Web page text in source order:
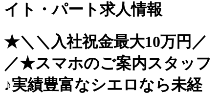
イト・パート求人情報
★＼＼入社祝金最大10万円／
／★スマホのご案内スタッフ
♪実績豊富なシエロなら未経